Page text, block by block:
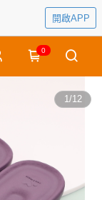
開啟APP
0
1/12